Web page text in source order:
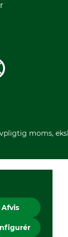
moms,
Afvis